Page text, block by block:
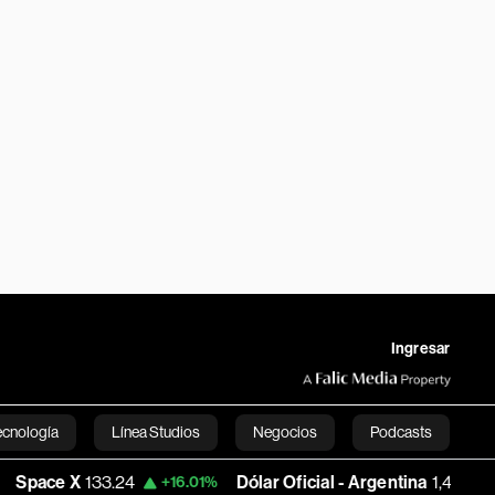
Ingresar
Línea Studios Negocios Podcasts
English
133.24 +16.01% Dólar Oficial - Argentina 1,498.9871